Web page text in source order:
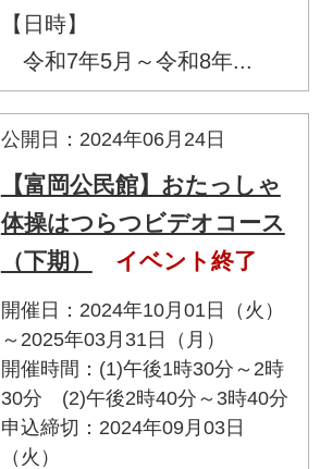
【日時】
令和7年5月～令和8年...
公開日：2024年06月24日
【富岡公民館】おたっしゃ
体操はつらつビデオコース
（下期）
イベント終了
開催日：2024年10月01日（火）
～2025年03月31日（月）
開催時間：(1)午後1時30分～2時
30分 (2)午後2時40分～3時40分
申込締切：2024年09月03日
（火）